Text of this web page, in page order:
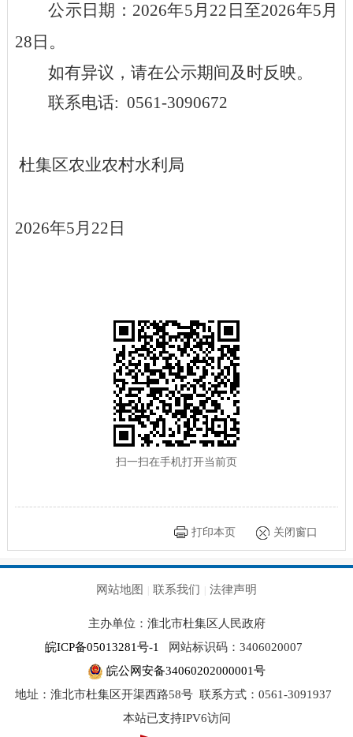
公示 日期： 2026年5月 22 日至2026年5月
28 日。
如有异议，请在公示期间及时反映。
联系电话: 0561-3090672
杜集区农业农村水利 局
2026年5月 22 日
扫一扫在手机打开当前页
打印本页 关闭窗口
网站地图 联系我们 法律声明
主办单位：淮北市杜集区人民政府
皖ICP备05013281号-1
网站标识码：3406020007
皖公网安备34060202000001号
地址：淮北市杜集区开渠西路58号 联系方式：0561-3091937
本站已支持IPV6访问